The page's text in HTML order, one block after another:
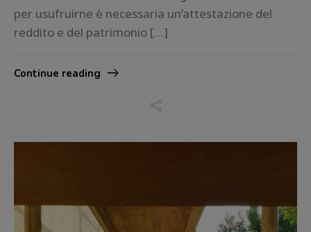
per usufruirne è necessaria un’attestazione del
reddito e del patrimonio […]
Continue reading